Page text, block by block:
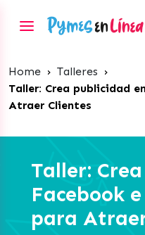
Home › Talleres ›
Taller: Crea publicidad
Atraer Clientes
Taller:
Facebook
para